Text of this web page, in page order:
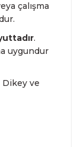
çalışma
.
uygundur
ve